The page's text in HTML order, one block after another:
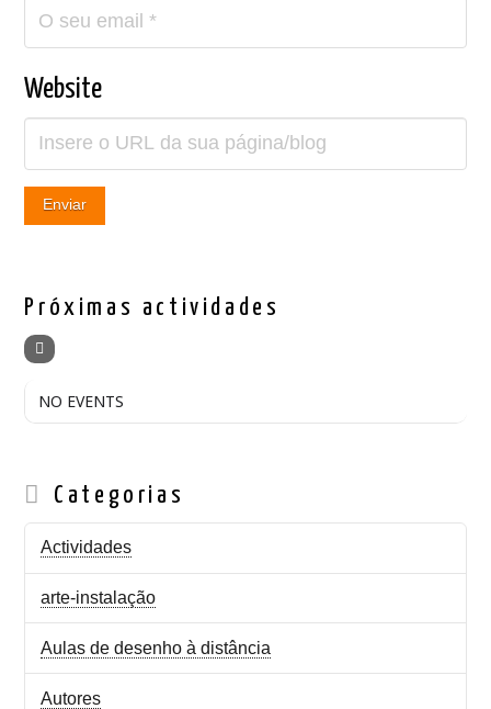
Website
Próximas actividades
NO EVENTS
Categorias
Actividades
arte-instalação
Aulas de desenho à distância
Autores